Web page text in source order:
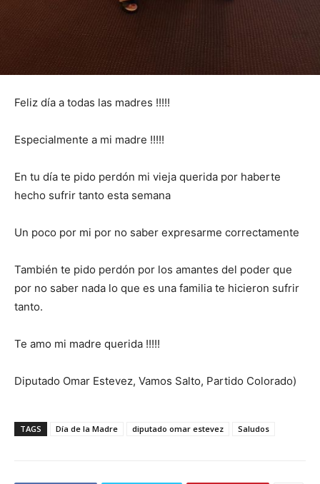
Feliz día a todas las madres !!!!!
Especialmente a mi madre !!!!!
En tu día te pido perdón mi vieja querida por haberte
hecho sufrir tanto esta semana
Un poco por mi por no saber expresarme correctamente
También te pido perdón por los amantes del poder que
por no saber nada lo que es una familia te hicieron sufrir
tanto.
Te amo mi madre querida !!!!!
Diputado Omar Estevez, Vamos Salto, Partido Colorado)
TAGS Día de la Madre diputado omar estevez Saludos